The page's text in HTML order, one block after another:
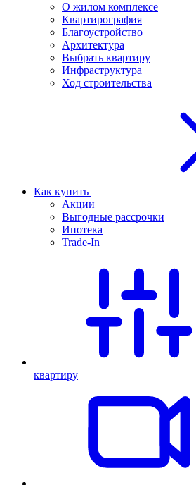
О жилом комплексе
Квартирография
Благоустройство
Архитектура
Выбрать квартиру
Инфраструктура
Ход строительства
Как купить
Акции
Выгодные рассрочки
Ипотека
Trade-In
квартиру